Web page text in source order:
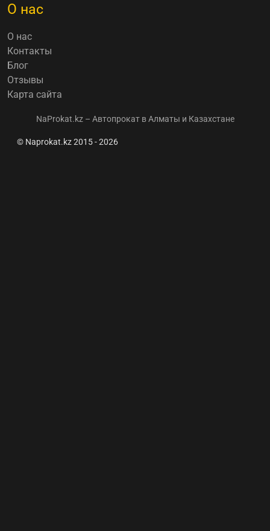
О нас
О нас
Контакты
Блог
Отзывы
Карта сайта
NaProkat.kz – Автопрокат в Алматы и Казахстане
© Naprokat.kz 2015 - 2026